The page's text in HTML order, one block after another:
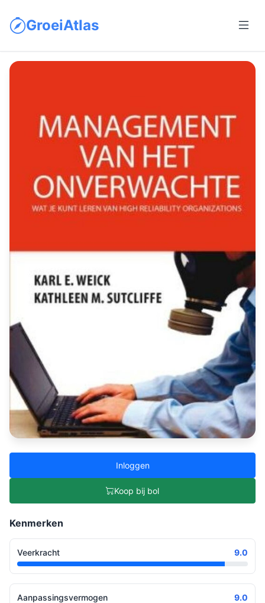
GroeiAtlas
Inloggen
Koop bij bol
Kenmerken
Veerkracht 9.0
Aanpassingsvermogen 9.0